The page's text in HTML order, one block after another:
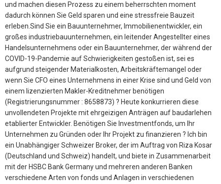
und machen diesen Prozess zu einem beherrschten moment
dadurch können Sie Geld sparen und eine stressfreie Bauzeit
erleben.Sind Sie ein Bauunternehmer, Immobilienentwickler, ein
großes industriebauunternehmen, ein leitender Angestellter eines
Handelsunternehmens oder ein Bauunternehmer, der während der
COVID-19-Pandemie auf Schwierigkeiten gestoßen ist, sei es
aufgrund steigender Materialkosten, Arbeitskräftemangel oder
wenn Sie CFO eines Unternehmens in einer Krise sind und Geld von
einem lizenzierten Makler-Kreditnehmer benötigen
(Registrierungsnummer : 8658873) ? Heute konkurrieren diese
unvollendeten Projekte mit ehrgeizigen Anträgen auf baudarlehen
etablierter Entwickler. Benötigen Sie Investmentfonds, um Ihr
Unternehmen zu Gründen oder Ihr Projekt zu finanzieren ? Ich bin
ein Unabhängiger Schweizer Broker, der im Auftrag von Riza Kosar
(Deutschland und Schweiz) handelt, und biete in Zusammenarbeit
mit der HSBC Bank Germany und mehreren anderen Banken
verschiedene Arten von fonds und Anlagen in verschiedenen